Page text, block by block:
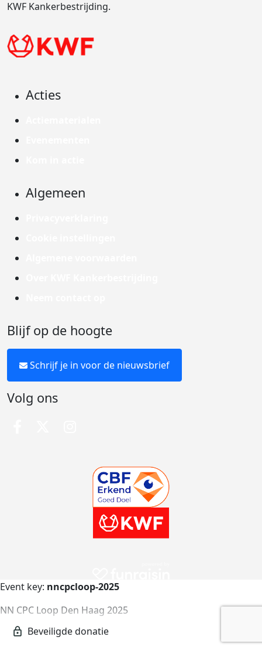
KWF Kankerbestrijding.
Acties
Algemeen
Blijf op de hoogte
Schrijf je in voor de nieuwsbrief
Volg ons
Event key: nncpcloop-2025
NN CPC Loop Den Haag 2025
nncpcloop-2025